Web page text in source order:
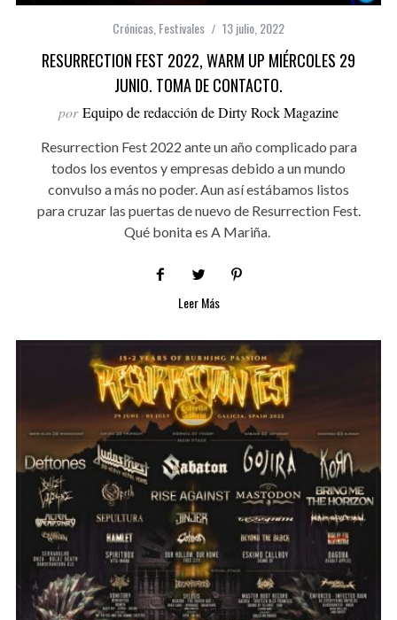
Crónicas Festivales 13 julio, 2022
RESURRECTION FEST 2022, WARM UP MIÉRCOLES 29
JUNIO. TOMA DE CONTACTO.
por Equipo de redacción de Dirty Rock Magazine
Resurrection Fest 2022 ante un año complicado para
todos los eventos y empresas debido a un mundo
convulso a más no poder. Aun así estábamos listos
para cruzar las puertas de nuevo de Resurrection Fest.
Qué bonita es A Mariña.
Leer Más